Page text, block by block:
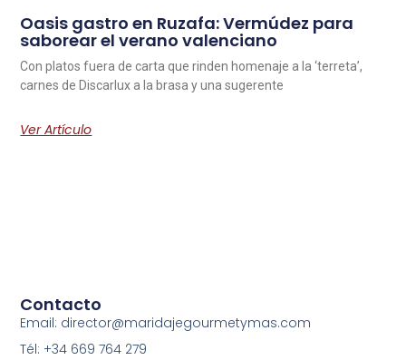
Oasis gastro en Ruzafa: Vermúdez para
saborear el verano valenciano
Con platos fuera de carta que rinden homenaje a la ‘terreta’,
carnes de Discarlux a la brasa y una sugerente
Ver Artículo
Contacto
Email: director@maridajegourmetymas.com
Tél: +34 669 764 279